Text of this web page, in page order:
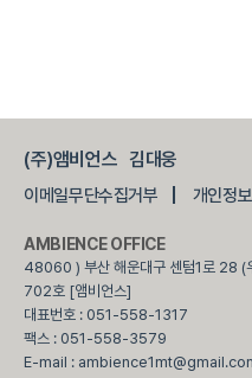
(주)앰비언스 김대웅
이메일무단수집거부 개인정
AMBIENCE OFFICE
48060 ) 부산 해운대구 센텀1로 28 (
702호 [앰비언스]
대표번호 : 051-558-1317
팩스 : 051-558-3579
E-mail :